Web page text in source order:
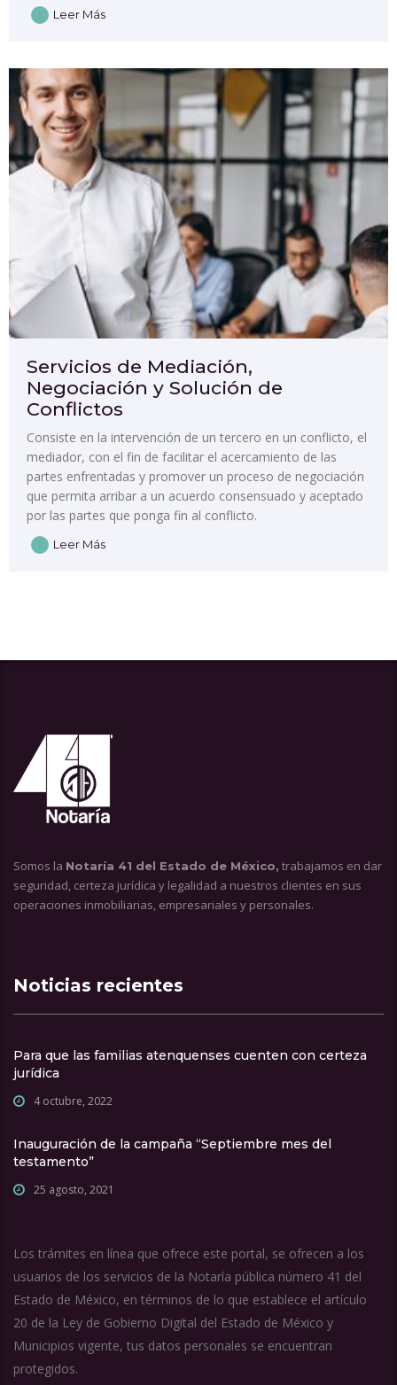
Leer Más
Servicios de Mediación,
Negociación y Solución de
Conflictos
Consiste en la intervención de un tercero en un conflicto, el
mediador, con el fin de facilitar el acercamiento de las
partes enfrentadas y promover un proceso de negociación
que permita arribar a un acuerdo consensuado y aceptado
por las partes que ponga fin al conflicto.
Leer Más
Somos la Notaría 41 del Estado de México, trabajamos en dar
seguridad, certeza jurídica y legalidad a nuestros clientes en sus
operaciones inmobiliarias, empresariales y personales.
Noticias recientes
Para que las familias atenquenses cuenten con certeza
jurídica
4 octubre, 2022
Inauguración de la campaña “Septiembre mes del
testamento”
25 agosto, 2021
Los trámites en línea que ofrece este portal, se ofrecen a los
usuarios de los servicios de la Notaría pública número 41 del
Estado de México, en términos de lo que establece el artículo
20 de la Ley de Gobierno Digital del Estado de México y
Municipios vigente, tus datos personales se encuentran
protegidos.